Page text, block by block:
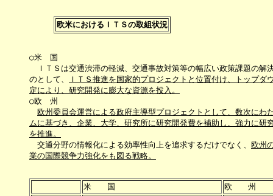
欧米におけるＩＴＳの取組状況
○米　国
ＩＴＳは交通渋滞の軽減、交通事故対策等の幅広い政策課題の解
のとして、
ＩＴＳ推進を国家的プロジェクトと位置付け、トップダ
定により、研究開発に膨大な資源を投入。
○欧　州
欧州委員会運営による政府主導型プロジェクトとして、数次にわ
ムに基づき、企業、大学、研究所に研究開発費を補助し、強力に研
を推進。
交通分野の情報化による効率性向上を追求するだけでなく、 欧州
業の国際競争力強化をも図る戦略。